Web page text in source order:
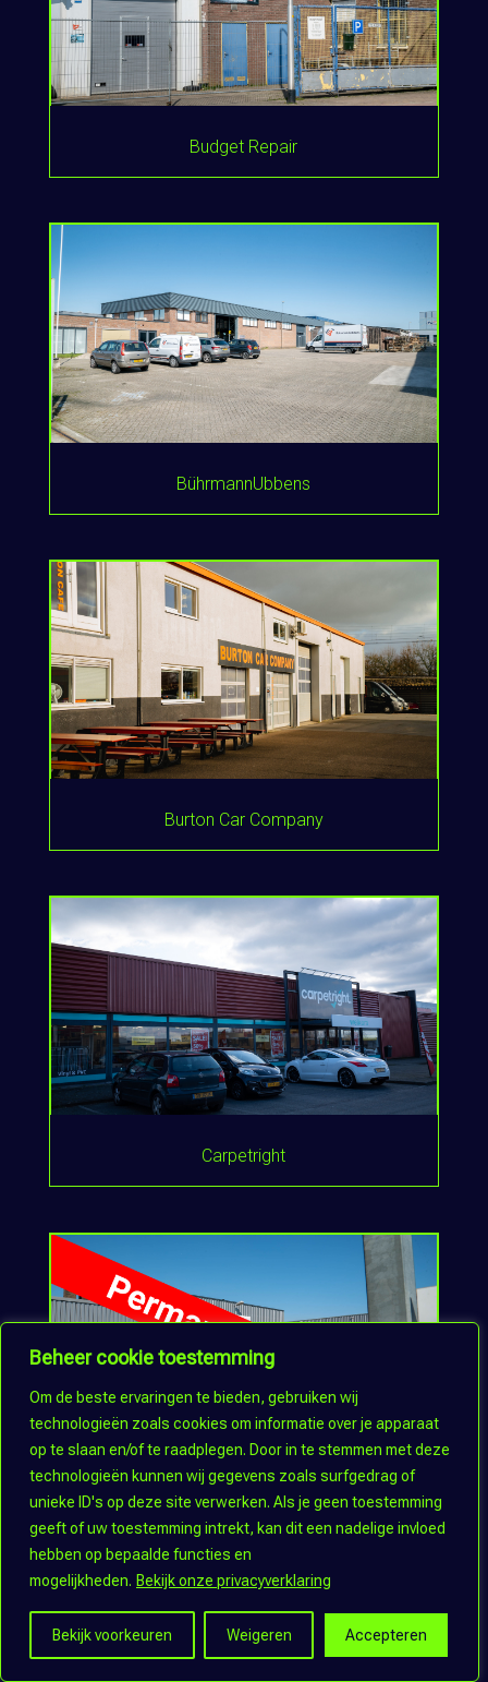
Beheer cookie toestemming
Om de beste ervaringen te bieden, gebruiken wij
technologieën zoals cookies om informatie over je apparaat
op te slaan en/of te raadplegen. Door in te stemmen met deze
technologieën kunnen wij gegevens zoals surfgedrag of
unieke ID's op deze site verwerken. Als je geen toestemming
geeft of uw toestemming intrekt, kan dit een nadelige invloed
hebben op bepaalde functies en
mogelijkheden. Bekijk onze privacyverklaring
Bekijk voorkeuren Weigeren Accepteren
Budget Repair
BührmannUbbens
Burton Car Company
Carpetright
Ced’or Badkamers